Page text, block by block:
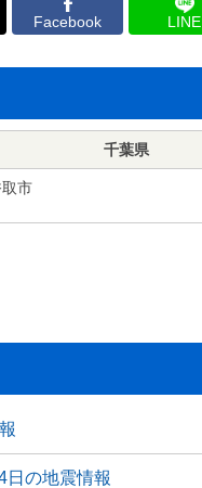
Facebook LINE
千葉県
市
日の地震情報